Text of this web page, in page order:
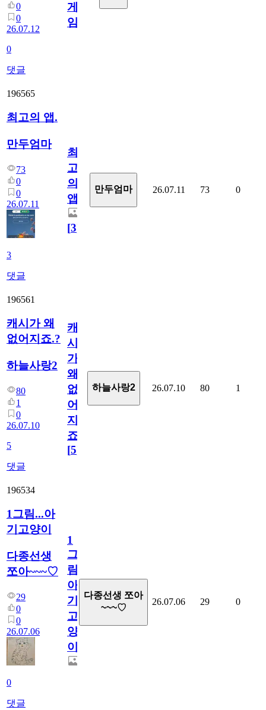
0
0
26.07.12
0
댓글
게
임?
196565
최고의 앱.
만두엄마
73
0
0
26.07.11
3
댓글
최
고
의
앱.
[3]
만두엄마 26.07.11 73 0
196561
캐시가 왜
없어지죠.?
하늘사랑2
80
1
0
26.07.10
5
댓글
캐
시
가
왜
없
어
지
죠.?
[5]
하늘사랑2 26.07.10 80 1
196534
1그림...아
기고양이
다종선생
쪼아~~~♡
29
0
0
26.07.06
0
댓글
1
그
림...
아
기
고
양
이
다종선생 쪼아
~~~♡
26.07.06 29 0